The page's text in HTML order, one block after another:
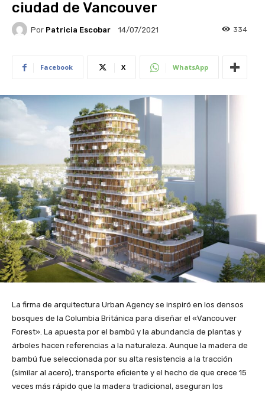
ciudad de Vancouver
Por Patricia Escobar 14/07/2021 334
Facebook X WhatsApp
La firma de arquitectura Urban Agency se inspiró en los densos
bosques de la Columbia Británica para diseñar el «Vancouver
Forest». La apuesta por el bambú y la abundancia de plantas y
árboles hacen referencias a la naturaleza. Aunque la madera de
bambú fue seleccionada por su alta resistencia a la tracción
(similar al acero), transporte eficiente y el hecho de que crece 15
veces más rápido que la madera tradicional, aseguran los